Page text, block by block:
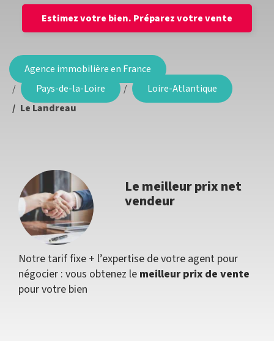
Estimez votre bien. Préparez votre vente
Agence immobilière en France
Pays-de-la-Loire
Loire-Atlantique
Le Landreau
Le meilleur prix net
vendeur
Notre tarif fixe + l’expertise de votre agent pour
négocier : vous obtenez le meilleur prix de vente
pour votre bien